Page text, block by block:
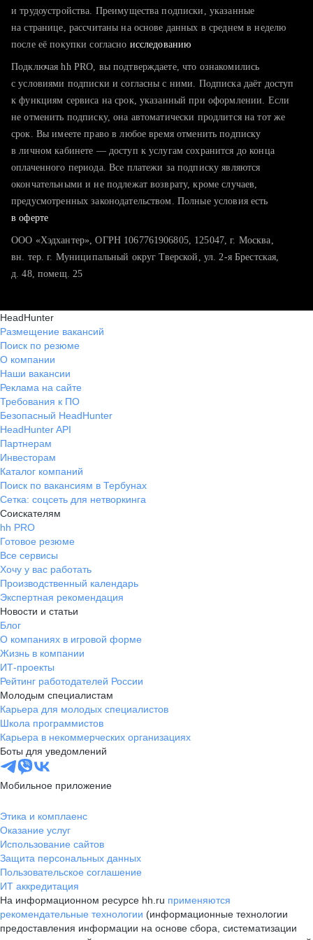
тратите много времени на поиск и вручную поднимаете
хотите сравнить себя с конкурентами и оценить шансы
и трудоустройства. Преимущества подписки, указанные
на странице, рассчитаны на основе данных в среднем в неделю
после её покупки согласно исследованию
Подключая hh PRO, вы подтверждаете, что ознакомились
с условиями подписки и согласны с ними. Подписка даёт доступ
к функциям сервиса на срок, указанный при оформлении. Если
не отменить подписку, она автоматически продлится на тот же
срок. Вы имеете право в любое время отменить подписку
в личном кабинете — доступ к услугам сохранится до конца
оплаченного периода. Все платежи за подписку являются
окончательными и не подлежат возврату, кроме случаев,
предусмотренных законодательством. Полные условия есть
в оферте
ООО «Хэдхантер», ОГРН 1067761906805, 125047, г. Москва,
вн. тер. г. Муниципальный округ Тверской, ул. 2-я Брестская,
д. 48, помещ. 25
HeadHunter
Размещение вакансий
Поиск по резюме
О компании
Наши вакансии
Реклама на сайте
Требования к ПО
Безопасный HeadHunter
HeadHunter API
Партнерам
Инвесторам
Каталог компаний
Поиск по вакансиям в Тербунах
Сетка: соцсеть для нетворкинга
Соискателям
hh PRO
Готовое резюме
Все сервисы
Хочу у вас работать
Производственный календарь
Экспертная рекомендация
Новости и статьи
Блог
О компаниях в игровой форме
Жизнь в компании
ИТ-проекты
Рейтинг работодателей России
Молодым специалистам
Карьера для молодых специалистов
Школа программистов
Карьера в некоммерческих организациях
Боты для уведомлений
Мобильное приложение
Этика и комплаенс
Оказание услуг
Использование сайтов
Защита персональных данных
Пользовательское соглашение
ИТ аккредитация
На информационном ресурсе hh.ru применяются
рекомендательные технологии (информационные технологии
предоставления информации на основе сбора, систематизации